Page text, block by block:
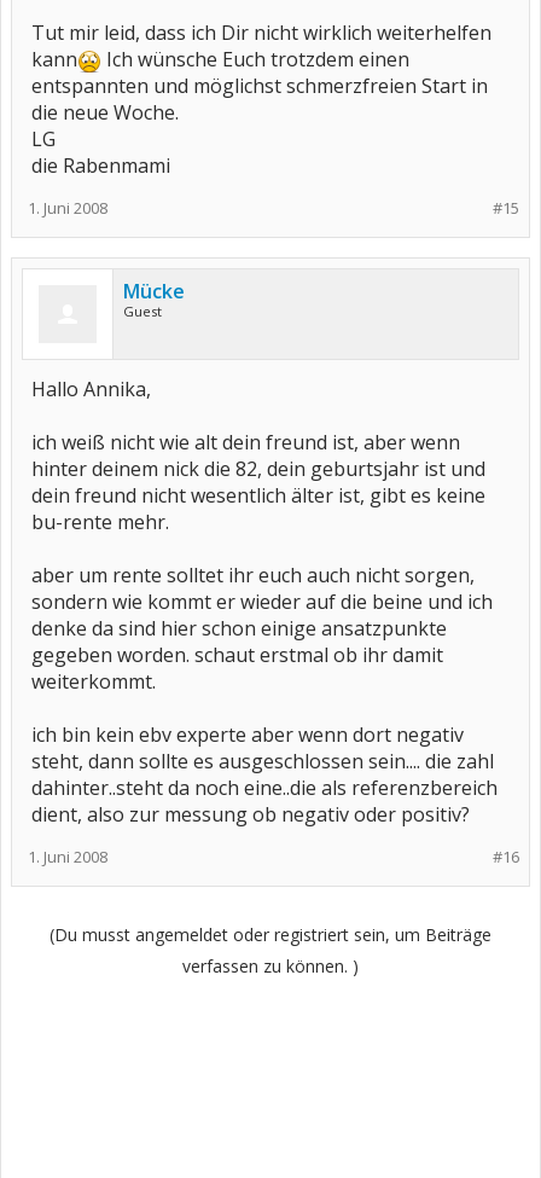
Tut mir leid, dass ich Dir nicht wirklich weiterhelfen
kann
Ich wünsche Euch trotzdem einen
entspannten und möglichst schmerzfreien Start in
die neue Woche.
LG
die Rabenmami
#15
1. Juni 2008
Mücke
Guest
Hallo Annika,
ich weiß nicht wie alt dein freund ist, aber wenn
hinter deinem nick die 82, dein geburtsjahr ist und
dein freund nicht wesentlich älter ist, gibt es keine
bu-rente mehr.
aber um rente solltet ihr euch auch nicht sorgen,
sondern wie kommt er wieder auf die beine und ich
denke da sind hier schon einige ansatzpunkte
gegeben worden. schaut erstmal ob ihr damit
weiterkommt.
ich bin kein ebv experte aber wenn dort negativ
steht, dann sollte es ausgeschlossen sein.... die zahl
dahinter..steht da noch eine..die als referenzbereich
dient, also zur messung ob negativ oder positiv?
#16
1. Juni 2008
(Du musst angemeldet oder registriert sein, um Beiträge
verfassen zu können. )